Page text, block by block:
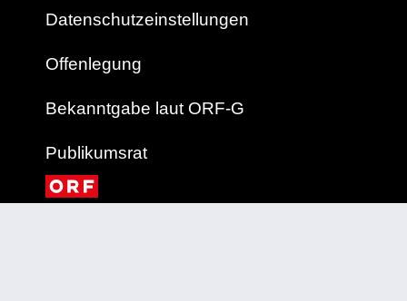
Datenschutzeinstellungen
Offenlegung
Bekanntgabe laut ORF-G
Publikumsrat